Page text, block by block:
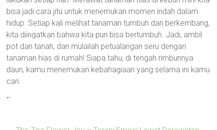
bisa jadi cara jitu untuk menemukan momen indah dalam
hidup. Setiap kali melihat tanaman tumbuh dan berkembang,
kita diingatkan bahwa kita pun bisa bertumbuh. Jadi, ambil
pot dan tanah, dan mulailah petualangan seru dengan
tanaman hias di rumah! Siapa tahu, di tengah rimbunnya
daun, kamu menemukan kebahagiaan yang selama ini kamu
cari.
“`